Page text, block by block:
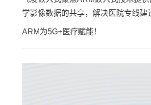
学影像数据的共享，解决医院专线
ARM为5G+医疗赋能！